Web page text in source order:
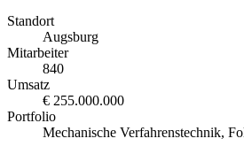
Standort
Augsburg
Mitarbeiter
840
Umsatz
€ 255.000.000
Portfolio
Mechanische Verfahrenstechnik,